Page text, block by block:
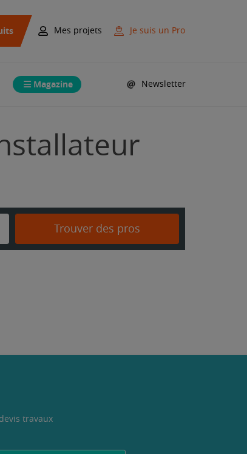
Mes projets Je suis un Pro
Magazine Newsletter
Trouver des pros
travaux